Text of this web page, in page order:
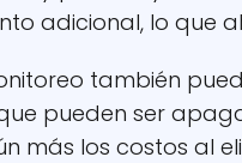
adicional, lo que
también
pueden ser
más los costos al